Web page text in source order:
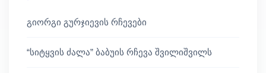
გიორგი გურჯიევის რჩევები
“სიტყვის ძალა” ბაბუის რჩევა შვილიშვილს